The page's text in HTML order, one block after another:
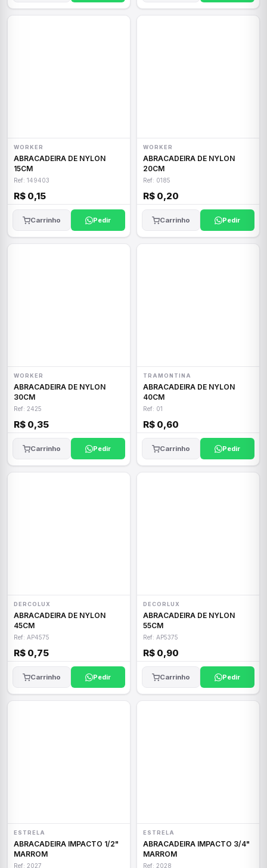
WORKER
ABRACADEIRA DE NYLON
15CM
Ref: 149403
R$ 0,15
Carrinho Pedir
WORKER
ABRACADEIRA DE NYLON
20CM
Ref: 0185
R$ 0,20
Carrinho Pedir
WORKER
ABRACADEIRA DE NYLON
30CM
Ref: 2425
R$ 0,35
Carrinho Pedir
TRAMONTINA
ABRACADEIRA DE NYLON
40CM
Ref: 01
R$ 0,60
Carrinho Pedir
DERCOLUX
ABRACADEIRA DE NYLON
45CM
Ref: AP4575
R$ 0,75
Carrinho Pedir
DECORLUX
ABRACADEIRA DE NYLON
55CM
Ref: AP5375
R$ 0,90
Carrinho Pedir
ESTRELA
ABRACADEIRA IMPACTO 1/2"
MARROM
Ref: 2027
ESTRELA
ABRACADEIRA IMPACTO 3/4"
MARROM
Ref: 2028